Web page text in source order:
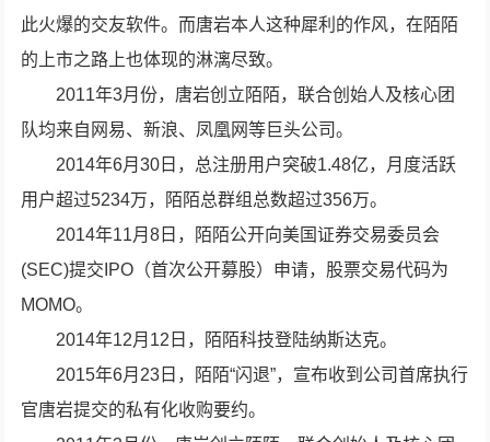
此火爆的交友软件。而唐岩本人这种犀利的作风，在陌陌
的上市之路上也体现的淋漓尽致。
2011年3月份，唐岩创立陌陌，联合创始人及核心团
队均来自网易、新浪、凤凰网等巨头公司。
2014年6月30日，总注册用户突破1.48亿，月度活跃
用户超过5234万，陌陌总群组总数超过356万。
2014年11月8日，陌陌公开向美国证券交易委员会
(SEC)提交IPO（首次公开募股）申请，股票交易代码为
MOMO。
2014年12月12日，陌陌科技登陆纳斯达克。
2015年6月23日，陌陌“闪退”，宣布收到公司首席执行
官唐岩提交的私有化收购要约。